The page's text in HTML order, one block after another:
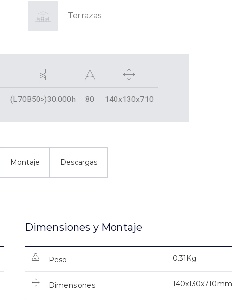
Terrazas
(L70B50>)30.000h 80 140x130x710
Montaje Descargas
Dimensiones y Montaje
Peso 0.31Kg
Dimensiones 140x130x710mm